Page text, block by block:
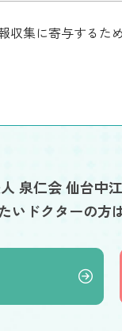
集に寄与する
泉仁会 仙台中
いドクターの方